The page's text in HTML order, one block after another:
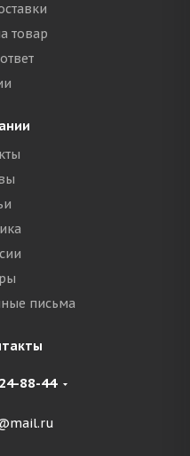
товар
письма
88-44